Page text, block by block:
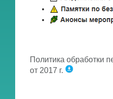
Политика обработки
от 2017 г.